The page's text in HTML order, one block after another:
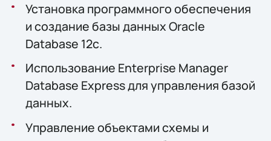
Установка программного обеспечения
и создание базы данных Oracle
Database 12c.
Использование Enterprise Manager
Database Express для управления базой
данных.
Управление объектами схемы и